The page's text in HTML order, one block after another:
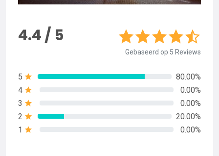
4.4 / 5
Gebaseerd op 5 Reviews
5
80.00%
4
0.00%
3
0.00%
2
20.00%
1
0.00%